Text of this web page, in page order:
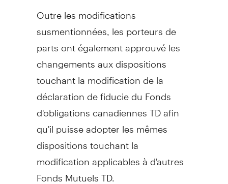
Outre les modifications
susmentionnées, les porteurs de
parts ont également approuvé les
changements aux dispositions
touchant la modification de la
déclaration de fiducie du Fonds
d'obligations canadiennes TD afin
qu'il puisse adopter les mêmes
dispositions touchant la
modification applicables à d'autres
Fonds Mutuels TD.